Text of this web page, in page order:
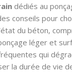
dédiés au
conseils pour
du béton,
léger et
qui
la durée de vie